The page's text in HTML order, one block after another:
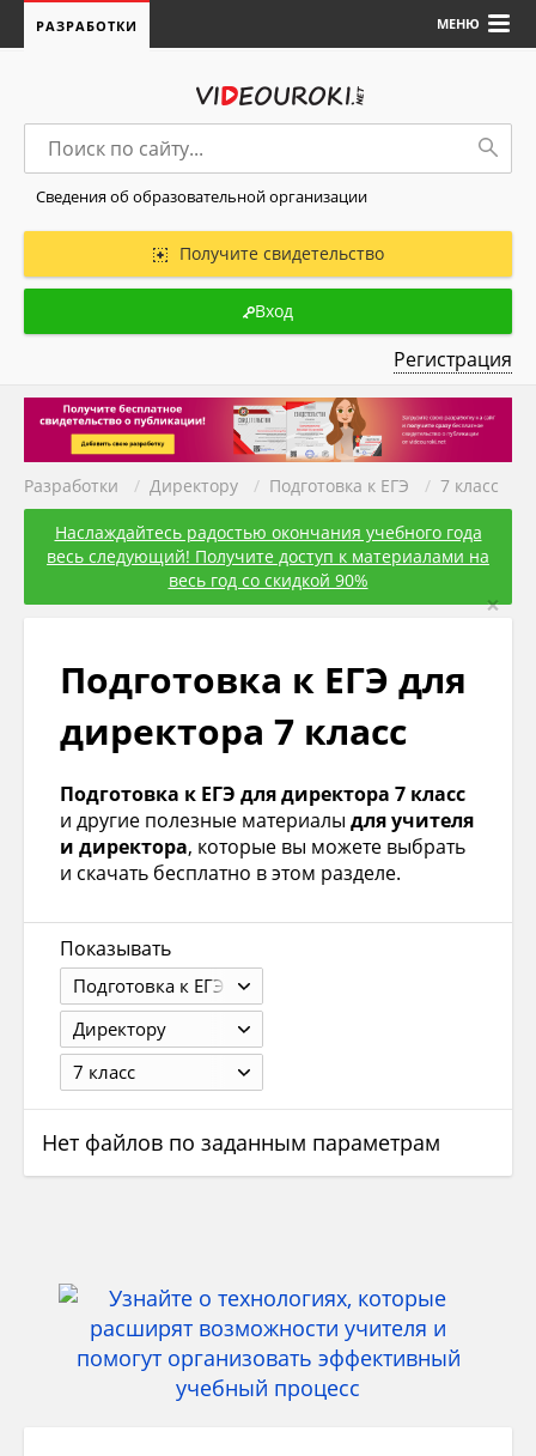
МЕНЮ
РАЗРАБОТКИ
Сведения об образовательной организации
Получите свидетельство
Вход
Регистрация
Разработки / Директору / Подготовка к ЕГЭ / 7 класс
Наслаждайтесь радостью окончания учебного года
весь следующий! Получите доступ к материалами на
весь год со скидкой 90%
×
Подготовка к ЕГЭ для
директора 7 класс
Подготовка к ЕГЭ для директора 7 класс
и другие полезные материалы для учителя
и директора, которые вы можете выбрать
и скачать бесплатно в этом разделе.
Показывать
Подготовка к ЕГЭ
Директору
7 класс
Нет файлов по заданным параметрам